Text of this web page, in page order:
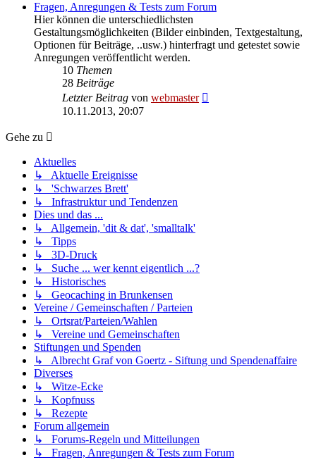
Fragen, Anregungen & Tests zum Forum
Hier können die unterschiedlichsten
Gestaltungsmöglichkeiten (Bilder einbinden, Textgestaltung,
Optionen für Beiträge, ..usw.) hinterfragt und getestet sowie
Anregungen veröffentlicht werden.
10 Themen
28 Beiträge
Letzter Beitrag von webmaster
10.11.2013, 20:07
Gehe zu
Aktuelles
↳ Aktuelle Ereignisse
↳ 'Schwarzes Brett'
↳ Infrastruktur und Tendenzen
Dies und das ...
↳ Allgemein, 'dit & dat', 'smalltalk'
↳ Tipps
↳ 3D-Druck
↳ Suche ... wer kennt eigentlich ...?
↳ Historisches
↳ Geocaching in Brunkensen
Vereine / Gemeinschaften / Parteien
↳ Ortsrat/Parteien/Wahlen
↳ Vereine und Gemeinschaften
Stiftungen und Spenden
↳ Albrecht Graf von Goertz - Siftung und Spendenaffaire
Diverses
↳ Witze-Ecke
↳ Kopfnuss
↳ Rezepte
Forum allgemein
↳ Forums-Regeln und Mitteilungen
↳ Fragen, Anregungen & Tests zum Forum